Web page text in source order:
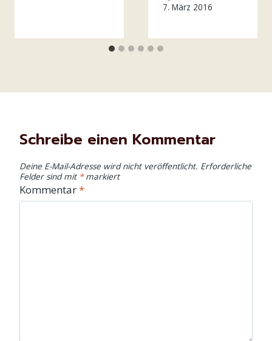
7. März 2016
Schreibe einen Kommentar
Deine E-Mail-Adresse wird nicht veröffentlicht. Erforderliche
Felder sind mit *markiert
Kommentar*